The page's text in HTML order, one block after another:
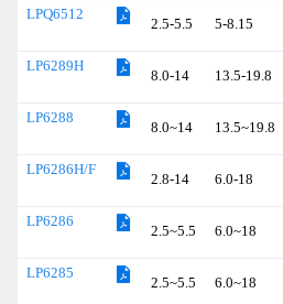
LPQ6512
2.5-5.5 5-8.15
LP6289H
8.0-14 13.5-19.8
LP6288
8.0~14 13.5~19.8
LP6286H/F
2.8-14 6.0-18
LP6286
2.5~5.5 6.0~18
LP6285
2.5~5.5 6.0~18